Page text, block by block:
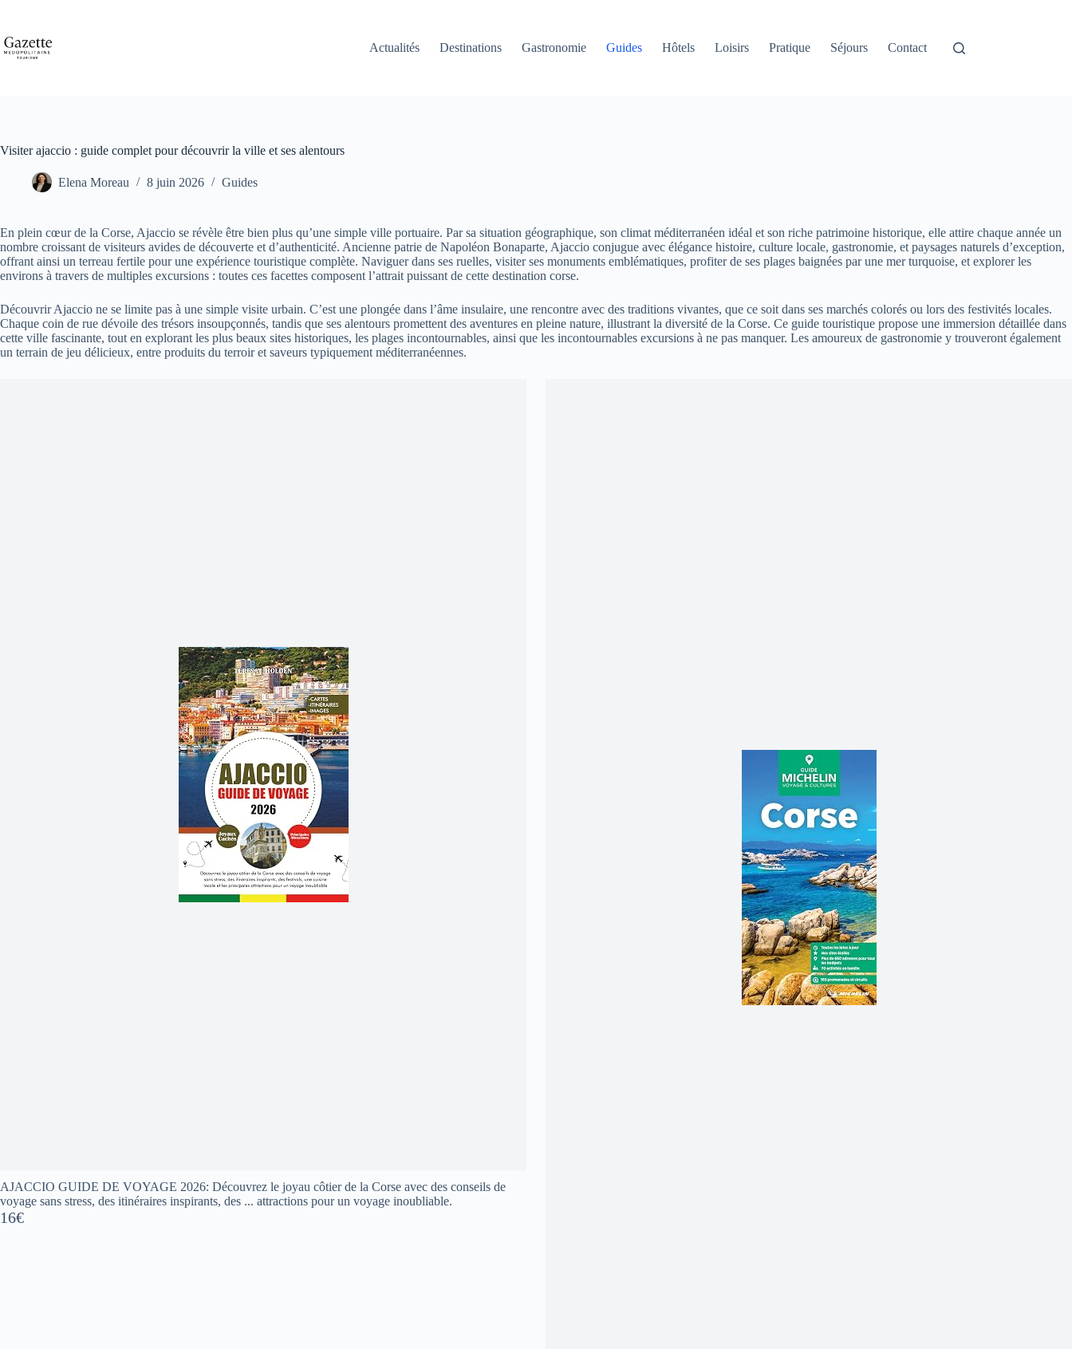
contenu
Actualités
Destinations Gastronomie Guides Hôtels Loisirs Pratique Séjours Contact
Visiter ajaccio : guide complet pour découvrir la ville et ses alentours
Elena Moreau 8 juin 2026 Guides
En plein cœur de la Corse, Ajaccio se révèle être bien plus qu’une simple ville portuaire. Par sa situation géographique, son climat méditerranéen idéal et son riche patrimoine historique, elle attire chaque année un
nombre croissant de visiteurs avides de découverte et d’authenticité. Ancienne patrie de Napoléon Bonaparte, Ajaccio conjugue avec élégance histoire, culture locale, gastronomie, et paysages naturels d’exception,
offrant ainsi un terreau fertile pour une expérience touristique complète. Naviguer dans ses ruelles, visiter ses monuments emblématiques, profiter de ses plages baignées par une mer turquoise, et explorer les
environs à travers de multiples excursions : toutes ces facettes composent l’attrait puissant de cette destination corse.
Découvrir Ajaccio ne se limite pas à une simple visite urbain. C’est une plongée dans l’âme insulaire, une rencontre avec des traditions vivantes, que ce soit dans ses marchés colorés ou lors des festivités locales.
Chaque coin de rue dévoile des trésors insoupçonnés, tandis que ses alentours promettent des aventures en pleine nature, illustrant la diversité de la Corse. Ce guide touristique propose une immersion détaillée dans
cette ville fascinante, tout en explorant les plus beaux sites historiques, les plages incontournables, ainsi que les incontournables excursions à ne pas manquer. Les amoureux de gastronomie y trouveront également
un terrain de jeu délicieux, entre produits du terroir et saveurs typiquement méditerranéennes.
AJACCIO GUIDE DE VOYAGE 2026: Découvrez le joyau côtier de la Corse avec des conseils de
voyage sans stress, des itinéraires inspirants, des ... attractions pour un voyage inoubliable.
16€